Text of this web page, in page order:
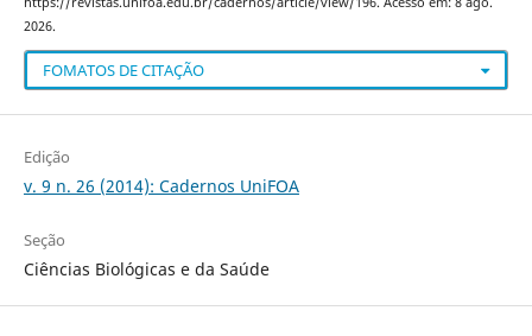
2026.
FOMATOS DE CITAÇÃO
Edição
v. 9 n. 26 (2014): Cadernos UniFOA
Seção
Ciências Biológicas e da Saúde